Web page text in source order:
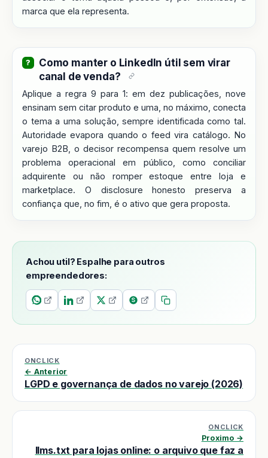
marca que ela representa.
Como manter o LinkedIn útil sem virar
canal de venda?
Aplique a regra 9 para 1: em dez publicações, nove
ensinam sem citar produto e uma, no máximo, conecta
o tema a uma solução, sempre identificada como tal.
Autoridade evapora quando o feed vira catálogo. No
varejo B2B, o decisor recompensa quem resolve um
problema operacional em público, como conciliar
adquirente ou não romper estoque entre loja e
marketplace. O disclosure honesto preserva a
confiança que, no fim, é o ativo que gera proposta.
Achou util? Espalhe para outros
empreendedores:
ONCLICK
← Anterior
LGPD e governança de dados no varejo (2026)
ONCLICK
Proximo →
llms.txt para lojas online: o arquivo que faz a